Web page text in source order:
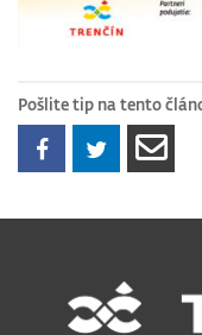
Pošlite tip na tento